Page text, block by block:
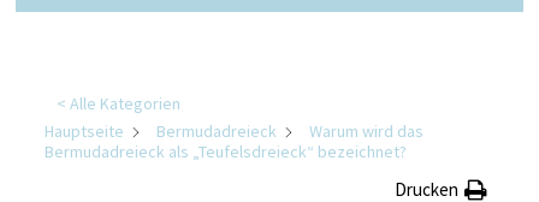
< Alle Kategorien
Hauptseite
Bermudadreieck
Warum wird das
Bermudadreieck als „Teufelsdreieck“ bezeichnet?
Drucken